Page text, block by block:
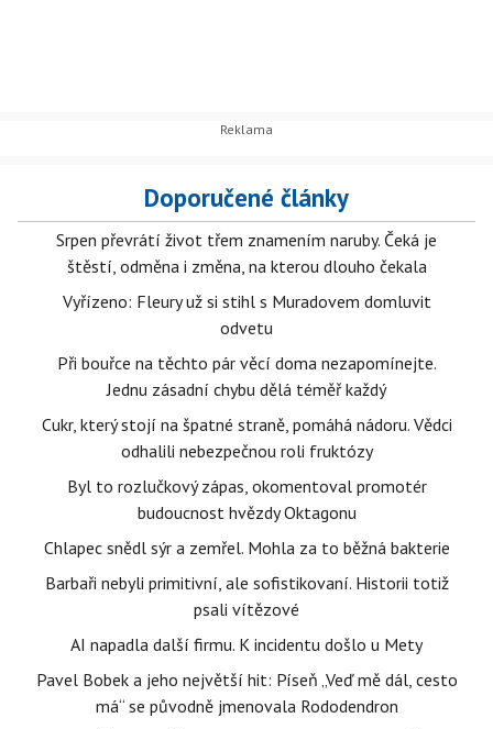
Doporučené články
Srpen převrátí život třem znamením naruby. Čeká je
štěstí, odměna i změna, na kterou dlouho čekala
Vyřízeno: Fleury už si stihl s Muradovem domluvit
odvetu
Při bouřce na těchto pár věcí doma nezapomínejte.
Jednu zásadní chybu dělá téměř každý
Cukr, který stojí na špatné straně, pomáhá nádoru. Vědci
odhalili nebezpečnou roli fruktózy
Byl to rozlučkový zápas, okomentoval promotér
budoucnost hvězdy Oktagonu
Chlapec snědl sýr a zemřel. Mohla za to běžná bakterie
Barbaři nebyli primitivní, ale sofistikovaní. Historii totiž
psali vítězové
AI napadla další firmu. K incidentu došlo u Mety
Pavel Bobek a jeho největší hit: Píseň „Veď mě dál, cesto
má“ se původně jmenovala Rododendron